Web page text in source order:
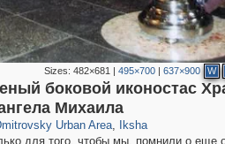
Sizes:482×681 |495×700 |637×900 W
боковой иконостас
Михаила
Urban Area
120
, Iksha
109
для того, чтобы мы, помнили о еще